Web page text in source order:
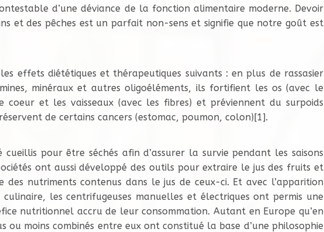
d’une déviance de la fonction alimentaire moderne. Devoir
et des pêches est un parfait non-sens et signifie que notre goût est
effets diététiques et thérapeutiques suivants : en plus de rassasier
minéraux et autres oligoéléments, ils fortifient les os (avec le
et les vaisseaux (avec les fibres) et préviennent du surpoids
de certains cancers (estomac, poumon, colon)[1].
pour être séchés afin d’assurer la survie pendant les saisons
ont aussi développé des outils pour extraire le jus des fruits et
des nutriments contenus dans le jus de ceux-ci. Et avec l’apparition
les centrifugeuses manuelles et électriques ont permis une
nutritionnel accru de leur consommation. Autant en Europe qu’en
ou moins combinés entre eux ont constitué la base d’une philosophie